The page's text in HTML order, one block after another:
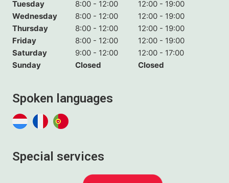
Tuesday
8:00 - 12:00
12:00 - 19:00
Wednesday
8:00 - 12:00
12:00 - 19:00
Thursday
8:00 - 12:00
12:00 - 19:00
Friday
8:00 - 12:00
12:00 - 19:00
Saturday
9:00 - 12:00
12:00 - 17:00
Sunday
Closed Closed
Spoken languages
Special services